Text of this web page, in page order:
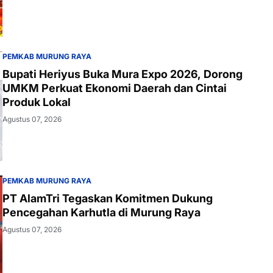
PEMKAB MURUNG RAYA
Bupati Heriyus Buka Mura Expo 2026, Dorong
UMKM Perkuat Ekonomi Daerah dan Cintai
Produk Lokal
Agustus 07, 2026
PEMKAB MURUNG RAYA
PT AlamTri Tegaskan Komitmen Dukung
Pencegahan Karhutla di Murung Raya
Agustus 07, 2026